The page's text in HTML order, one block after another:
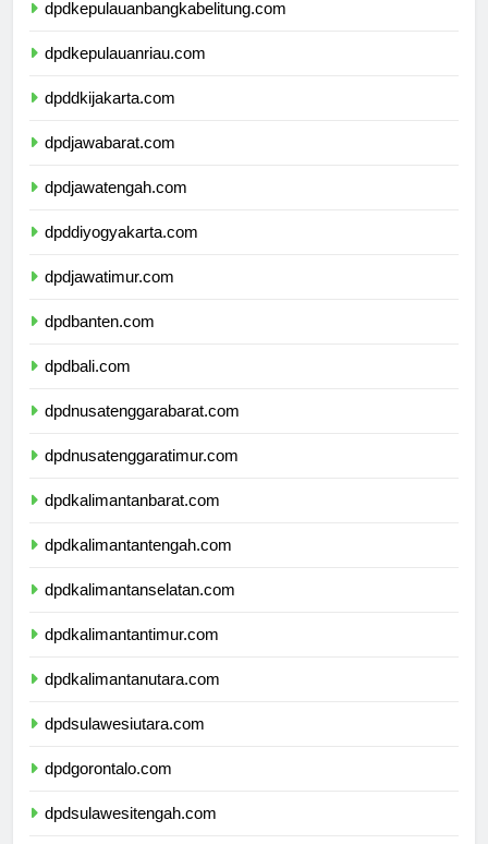
dpdkepulauanbangkabelitung.com
dpdkepulauanriau.com
dpddkijakarta.com
dpdjawabarat.com
dpdjawatengah.com
dpddiyogyakarta.com
dpdjawatimur.com
dpdbanten.com
dpdbali.com
dpdnusatenggarabarat.com
dpdnusatenggaratimur.com
dpdkalimantanbarat.com
dpdkalimantantengah.com
dpdkalimantanselatan.com
dpdkalimantantimur.com
dpdkalimantanutara.com
dpdsulawesiutara.com
dpdgorontalo.com
dpdsulawesitengah.com